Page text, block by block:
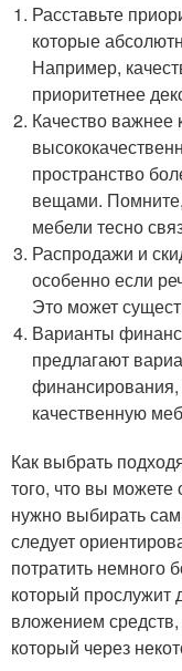
Расставьте
которые
Например,
приоритетнее
Качество
пространство
вещами.
мебели тесно
Распродажи и
особенно если
Это может
Варианты
предлагают
финансирования,
качественную
Как выбрать
того, что вы можете
нужно выбирать
следует
потратить немного
который прослужит
вложением
который через